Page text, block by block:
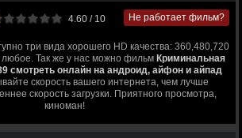
4.60/ 10 Не работает фильм?
три вида хорошего HD качества: 360,480,720
Так же у нас можно фильм Криминальная
смотреть онлайн на андроид, айфон и айпад
скорость вашего интернета, чем лучше
скорость загрузки. Приятного просмотра,
киноман!